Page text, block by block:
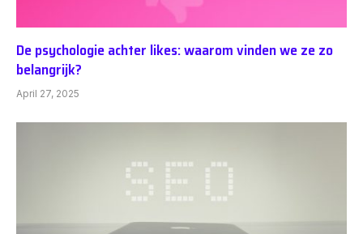
De psychologie achter likes: waarom vinden we ze zo
belangrijk?
April 27, 2025